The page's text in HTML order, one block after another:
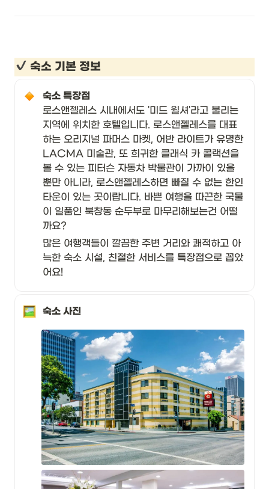
숙소 기본 정보
숙소 특장점
로스앤젤레스 시내에서도 '미드 윌셔'라고 불리는
지역에 위치한 호텔입니다. 로스앤젤레스를 대표
하는 오리지널 파머스 마켓, 어반 라이트가 유명한
LACMA 미술관, 또 희귀한 클래식 카 콜랙션을
볼 수 있는 피터슨 자동차 박물관이 가까이 있을
뿐만 아니라, 로스앤젤레스하면 빠질 수 없는 한인
타운이 있는 곳이랍니다. 바쁜 여행을 따끈한 국물
이 일품인 북창동 순두부로 마무리해보는건 어떨
까요?
많은 여행객들이 깔끔한 주변 거리와 쾌적하고 아
늑한 숙소 시설, 친절한 서비스를 특장점으로 꼽았
어요!
숙소 사진